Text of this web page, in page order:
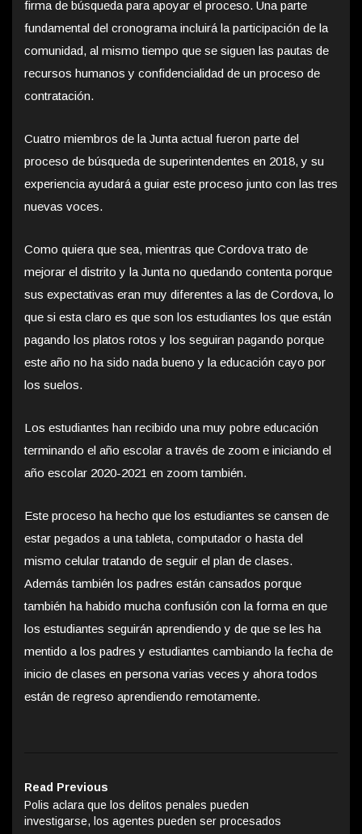
firma de búsqueda para apoyar el proceso. Una parte
fundamental del cronograma incluirá la participación de la
comunidad, al mismo tiempo que se siguen las pautas de
recursos humanos y confidencialidad de un proceso de
contratación.
Cuatro miembros de la Junta actual fueron parte del
proceso de búsqueda de superintendentes en 2018, y su
experiencia ayudará a guiar este proceso junto con las tres
nuevas voces.
Como quiera que sea, mientras que Cordova trato de
mejorar el distrito y la Junta no quedando contenta porque
sus expectativas eran muy diferentes a las de Cordova, lo
que si esta claro es que son los estudiantes los que están
pagando los platos rotos y los seguiran pagando porque
este año no ha sido nada bueno y la educación cayo por
los suelos.
Los estudiantes han recibido una muy pobre educación
terminando el año escolar a través de zoom e iniciando el
año escolar 2020-2021 en zoom también.
Este proceso ha hecho que los estudiantes se cansen de
estar pegados a una tableta, computador o hasta del
mismo celular tratando de seguir el plan de clases.
Además también los padres están cansados porque
también ha habido mucha confusión con la forma en que
los estudiantes seguirán aprendiendo y de que se les ha
mentido a los padres y estudiantes cambiando la fecha de
inicio de clases en persona varias veces y ahora todos
están de regreso aprendiendo remotamente.
Read Previous
Polis aclara que los delitos penales pueden
investigarse, los agentes pueden ser procesados